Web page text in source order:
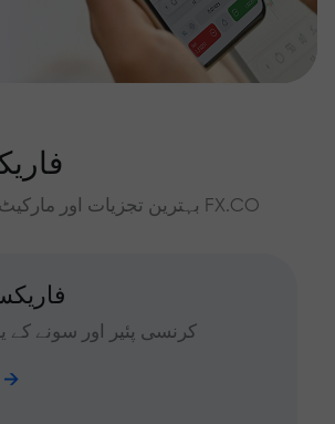
بہترین تجزیات اور مارکیٹ کے جائزے کے ساتھ FX.CO
کرنسی پئیر اور سونے کے